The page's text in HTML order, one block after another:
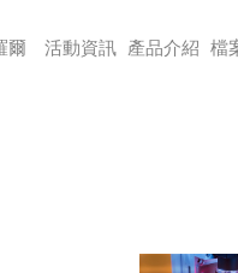
爾 活動資訊 產品介紹 檔